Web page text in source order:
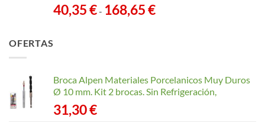
40,35€- 168,65€Rango
168,65 €
OFERTAS
Broca Alpen Materiales Porcelanicos Muy Duros
Ø 10 mm. Kit 2 brocas. Sin Refrigeración,
31,30€